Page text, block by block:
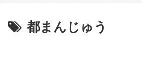
都まんじゅう